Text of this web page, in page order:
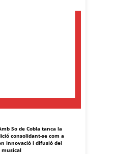
So de Cobla tanca la
consolidant-se com a
innovació i difusió del